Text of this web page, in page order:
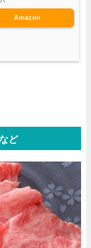
Amazon
ど